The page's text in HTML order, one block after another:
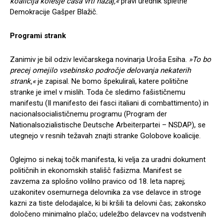
Demokracije Gašper Blažič.
Programi strank
Zanimiv je bil odziv levičarskega novinarja Uroša Esiha. »To bo
precej omejilo vsebinsko področje delovanja nekaterih
strank,«je zapisal. Ne bomo špekulirali, katere politične
stranke je imel v mislih. Toda če sledimo fašističnemu
manifestu (Il manifesto dei fasci italiani di combattimento) in
nacionalsocialističnemu programu (Program der
Nationalsozialistische Deutsche Arbeiterpartei – NSDAP), se
utegnejo v resnih težavah znajti stranke Golobove koalicije.
Oglejmo si nekaj točk manifesta, ki velja za uradni dokument
političnih in ekonomskih stališč fašizma. Manifest se
zavzema za splošno volilno pravico od 18. leta naprej;
uzakonitev osemurnega delovnika za vse delavce in stroge
kazni za tiste delodajalce, ki bi kršili ta delovni čas; zakonsko
določeno minimalno plačo; udeležbo delavcev na vodstvenih